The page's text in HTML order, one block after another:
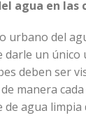
agua en las
urbano del
un único
deben ser
manera
agua limpia